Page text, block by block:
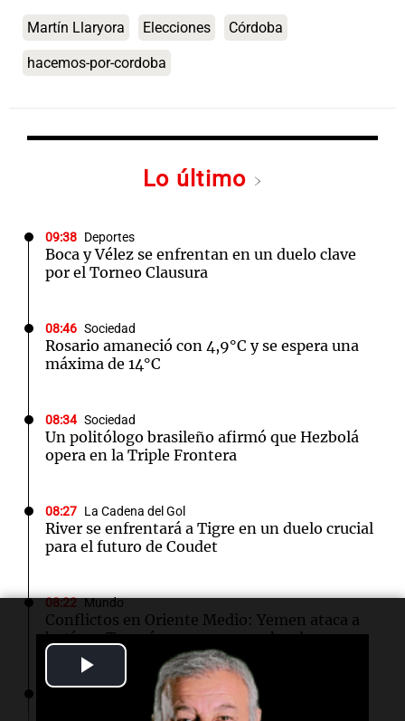
Video
Martín Llaryora Elecciones Córdoba
hacemos-por-cordoba
Lo último
09:38 Deportes
Boca y Vélez se enfrentan en un duelo clave
por el Torneo Clausura
08:46 Sociedad
Rosario amaneció con 4,9°C y se espera una
máxima de 14°C
08:34 Sociedad
Un politólogo brasileño afirmó que Hezbolá
opera en la Triple Frontera
08:27 La Cadena del Gol
River se enfrentará a Tigre en un duelo crucial
para el futuro de Coudet
08:22 Mundo
Conflictos en Oriente Medio: Yemen ataca a
hutíes y Turquía avanza en paz kurda
Buen día, Argentina
El alfajor argentino busca a sus nuevos